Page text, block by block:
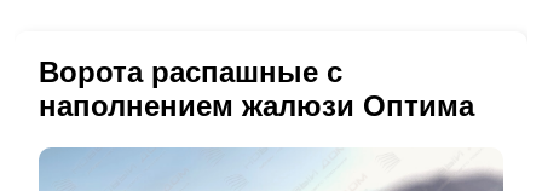
Ворота распашные с
наполнением жалюзи Оптима